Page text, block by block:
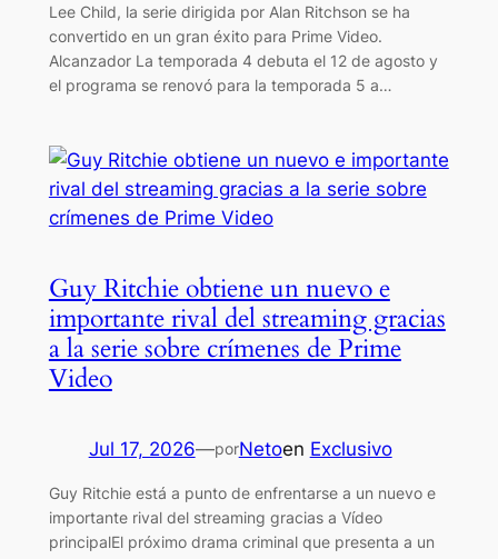
Lee Child, la serie dirigida por Alan Ritchson se ha
convertido en un gran éxito para Prime Video.
Alcanzador La temporada 4 debuta el 12 de agosto y
el programa se renovó para la temporada 5 a…
Guy Ritchie obtiene un nuevo e
importante rival del streaming gracias
a la serie sobre crímenes de Prime
Video
Jul 17, 2026—porNetoen Exclusivo
Guy Ritchie está a punto de enfrentarse a un nuevo e
importante rival del streaming gracias a Vídeo
principalEl próximo drama criminal que presenta a un